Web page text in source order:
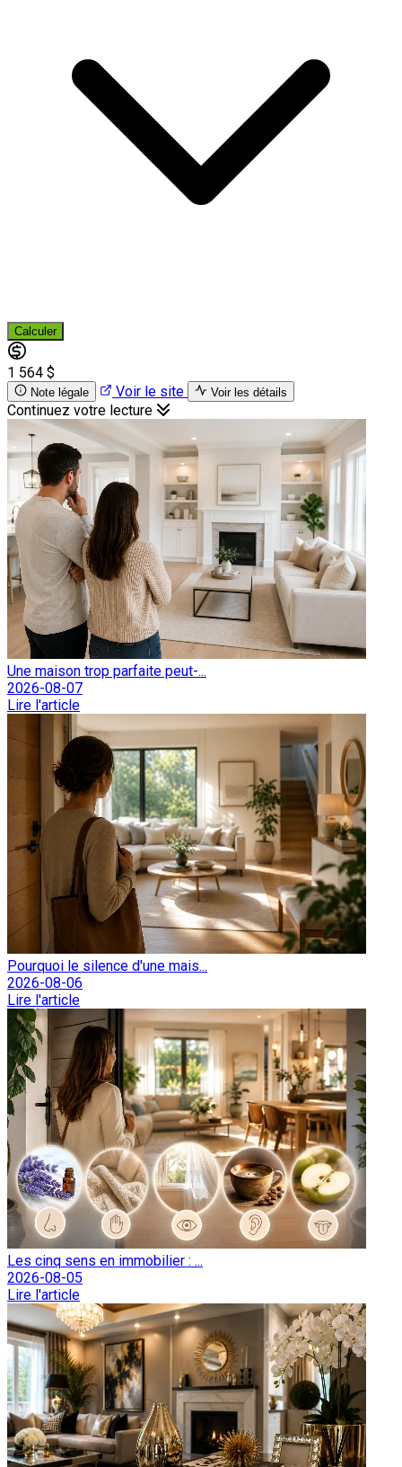
Calculer
1 564 $
Note légale Voir le site Voir les détails
Continuez votre lecture
Une maison trop parfaite peut-...
2026-08-07
Lire l'article
Pourquoi le silence d'une mais...
2026-08-06
Lire l'article
Les cinq sens en immobilier : ...
2026-08-05
Lire l'article